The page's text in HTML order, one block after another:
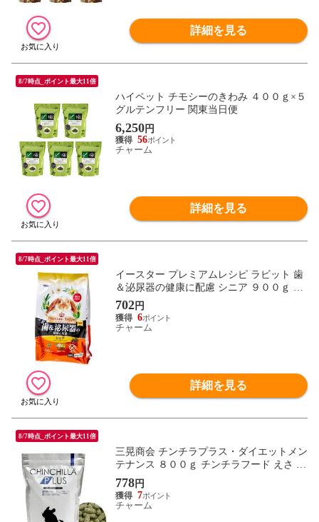
詳細を見る
8/7時点_ポイント最大11倍
ハイペット チモシーのきわみ ４００ｇ×５
グルテンフリー 関東当日便
6,250円
56
チャーム
詳細を見る
8/7時点_ポイント最大11倍
イースター プレミアムレシピ ラビット 歯
＆泌尿器の健康に配慮 シニア ９００ｇ う
さぎ 餌 フード グルテンフリー 関東当日便
702円
6
チャーム
詳細を見る
8/7時点_ポイント最大11倍
三晃商会 チンチラプラス・ダイエットメン
テナンス ８００ｇ チンチラフード えさ エ
サ 餌 関東当日便
778円
7
チャーム